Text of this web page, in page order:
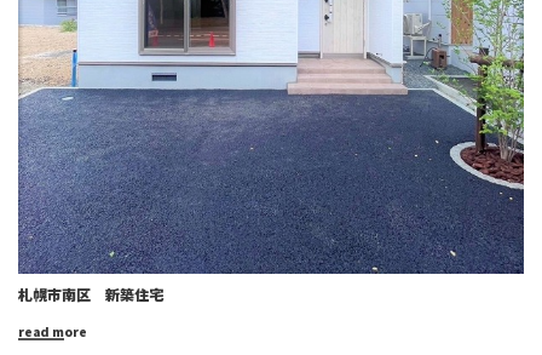
札幌市南区 新築住宅
read more